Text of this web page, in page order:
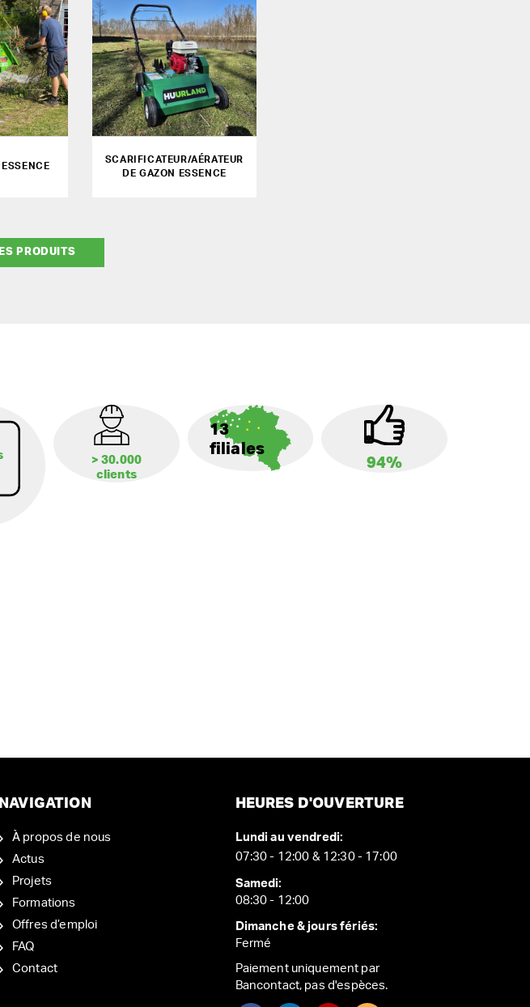
ESSENCE
SCARIFICATEUR/AÉRATEUR
DE GAZON ESSENCE
PRODUITS
> 30.000
clients
13
filiales
94%
NAVIGATION
À propos de nous
Actus
Projets
Formations
Offres d’emploi
FAQ
Contact
HEURES D'OUVERTURE
Lundi au vendredi:
07:30 - 12:00 & 12:30 - 17:00
Samedi:
08:30 - 12:00
Dimanche & jours fériés:
Fermé
Paiement uniquement par
Bancontact, pas d'espèces.